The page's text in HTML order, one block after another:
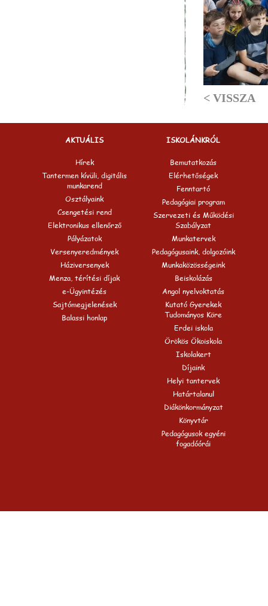
< VISSZA
AKTUÁLIS
Hírek
Tantermen kívüli, digitális
munkarend
Osztályaink
Csengetési rend
Elektronikus ellenőrző
Pályázatok
Versenyeredmények
Háziversenyek
Menza, térítési díjak
e-Ügyintézés
Sajtómegjelenések
Balassi honlap
ISKOLÁNKRÓL
Bemutatkozás
Elérhetőségek
Fenntartó
Pedagógiai program
Szervezeti és Működési
Szabályzat
Munkatervek
Pedagógusaink, dolgozóink
Munkaközösségeink
Beiskolázás
Angol nyelvoktatás
Kutató Gyerekek
Tudományos Köre
Erdei iskola
Örökös Ökoiskola
Iskolakert
Díjaink
Helyi tantervek
Határtalanul
Diákönkormányzat
Könyvtár
Pedagógusok egyéni
fogadóórái